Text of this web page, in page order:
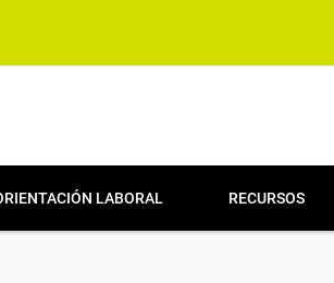
LABORAL RECURSOS